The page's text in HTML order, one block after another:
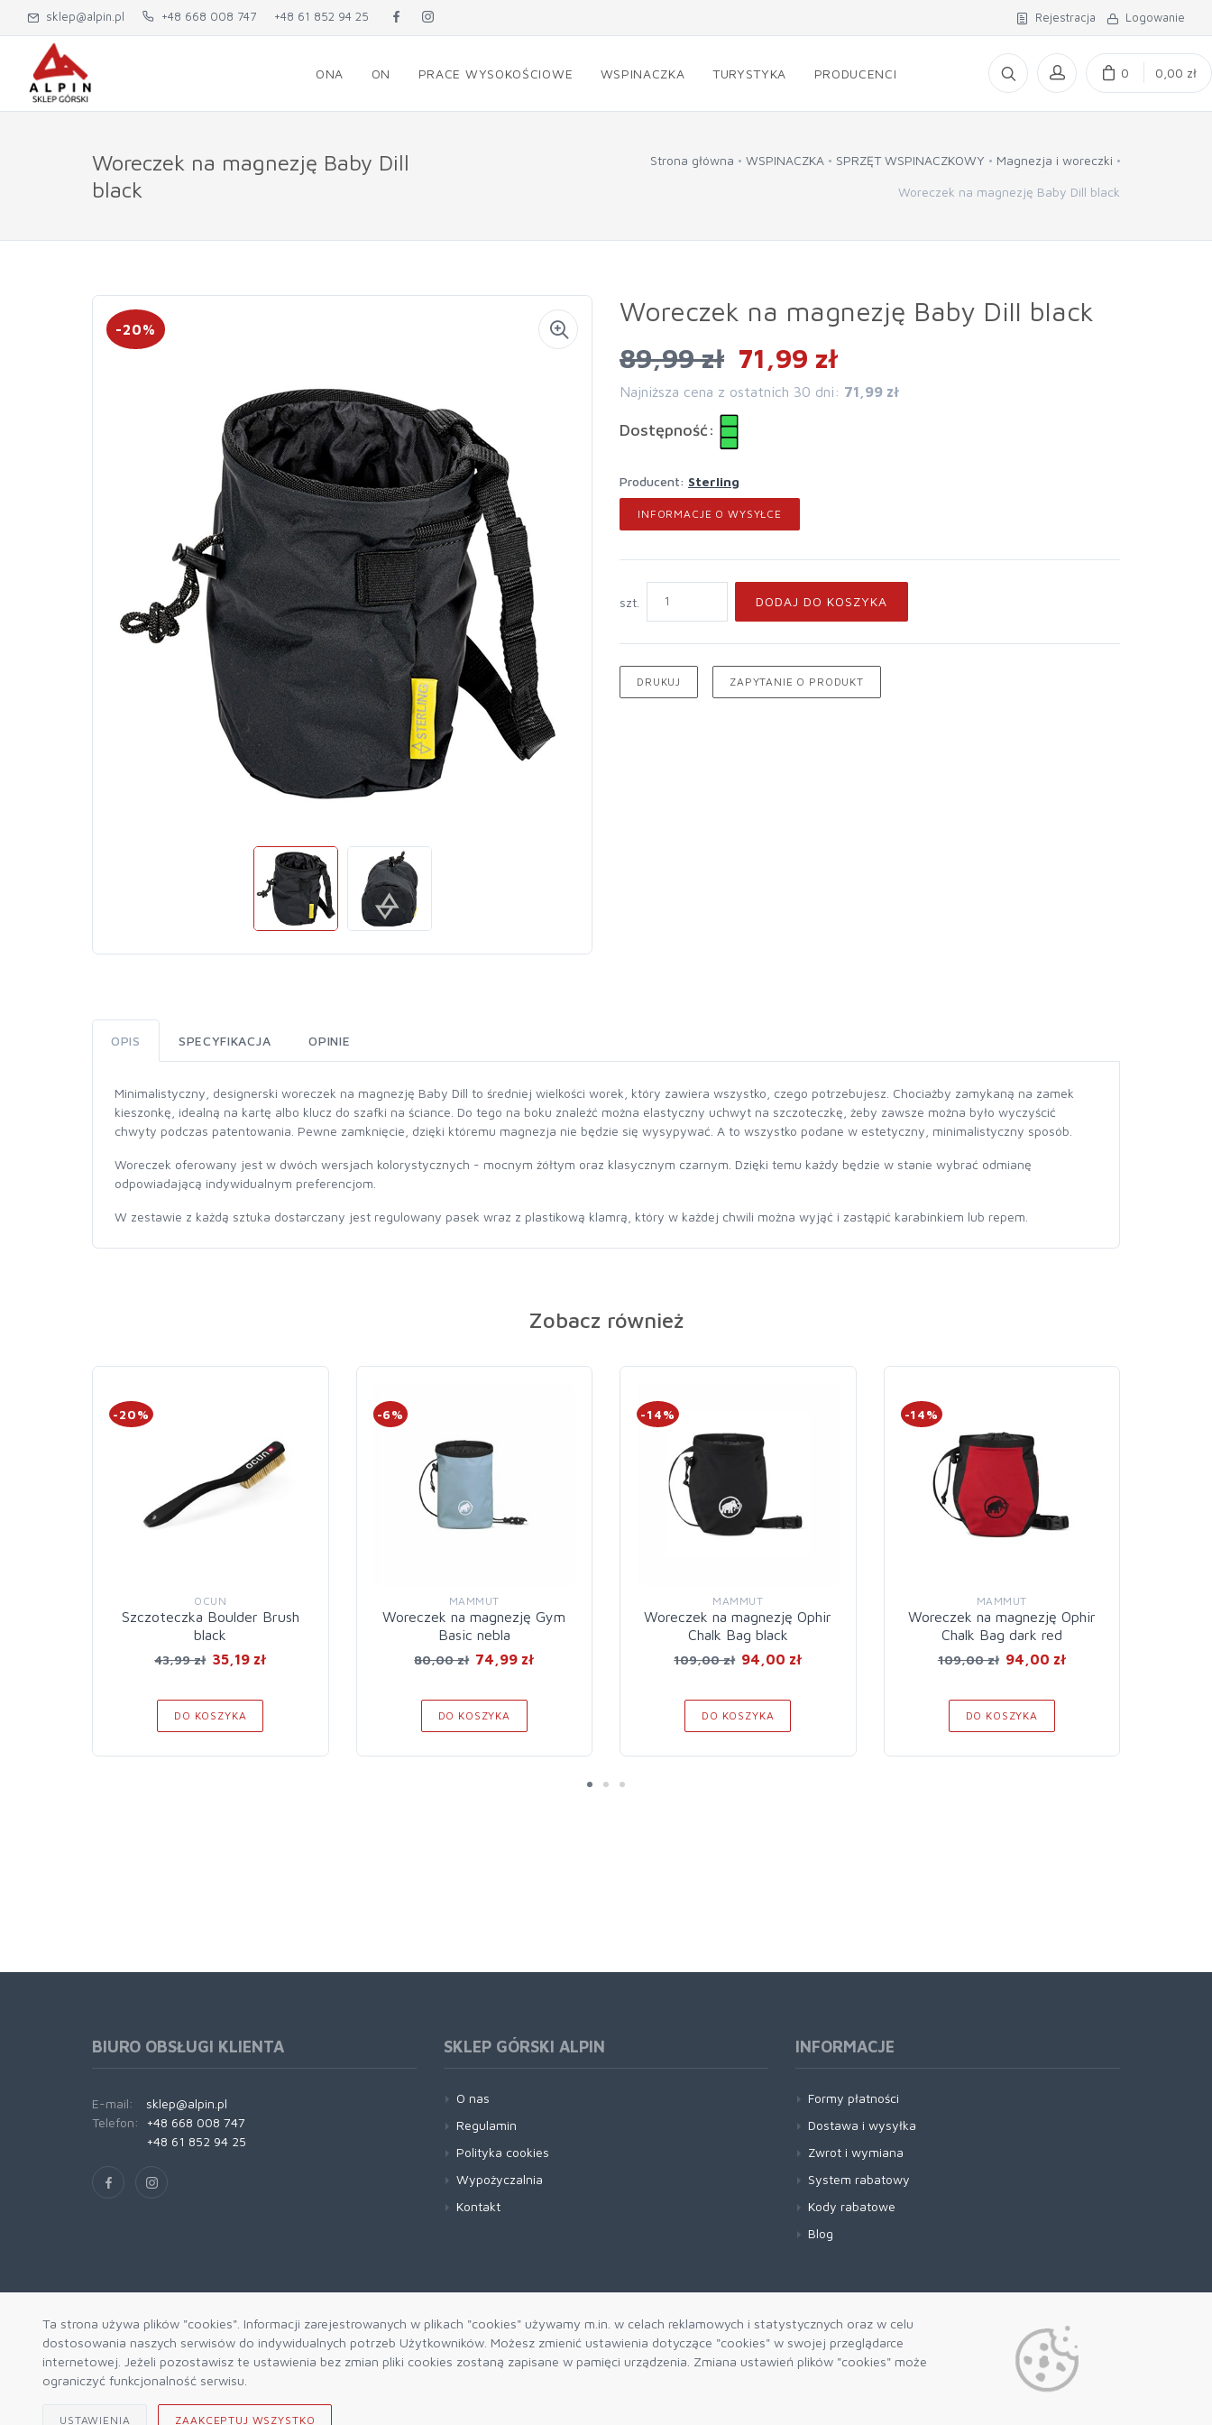
Ta strona używa plików "cookies". Informacji zarejestrowanych w plikach "cookies" używamy m.in. w celach reklamowych i statystycznych oraz w celu
dostosowania naszych serwisów do indywidualnych potrzeb Użytkowników. Możesz zmienić ustawienia dotyczące "cookies" w swojej przeglądarce
internetowej. Jeżeli pozostawisz te ustawienia bez zmian pliki cookies zostaną zapisane w pamięci urządzenia. Zmiana ustawień plików "cookies" może
ograniczyć funkcjonalność serwisu.
USTAWIENIA ZAAKCEPTUJ WSZYSTKO
sklep@alpin.pl +48 668 008 747 +48 61 852 94 25 Rejestracja Logowanie
ONA ON PRACE WYSOKOŚCIOWE WSPINACZKA TURYSTYKA PRODUCENCI 0 0,00 zł
Woreczek na magnezję Baby Dill
black
Strona główna WSPINACZKA SPRZĘT WSPINACZKOWY Magnezja i woreczki
Woreczek na magnezję Baby Dill black
-20%
Woreczek na magnezję Baby Dill black
89,99 zł 71,99 zł
Najniższa cena z ostatnich 30 dni: 71,99 zł
Dostępność:
Producent: Sterling
INFORMACJE O WYSYŁCE
szt. DODAJ DO KOSZYKA
DRUKUJ ZAPYTANIE O PRODUKT
OPIS SPECYFIKACJA OPINIE
Minimalistyczny, designerski woreczek na magnezję Baby Dill to średniej wielkości worek, który zawiera wszystko, czego potrzebujesz. Chociażby zamykaną na zamek
kieszonkę, idealną na kartę albo klucz do szafki na ściance. Do tego na boku znaleźć można elastyczny uchwyt na szczoteczkę, żeby zawsze można było wyczyścić
chwyty podczas patentowania. Pewne zamknięcie, dzięki któremu magnezja nie będzie się wysypywać. A to wszystko podane w estetyczny, minimalistyczny sposób.
Woreczek oferowany jest w dwóch wersjach kolorystycznych - mocnym żółtym oraz klasycznym czarnym. Dzięki temu każdy będzie w stanie wybrać odmianę
odpowiadającą indywidualnym preferencjom.
W zestawie z każdą sztuka dostarczany jest regulowany pasek wraz z plastikową klamrą, który w każdej chwili można wyjąć i zastąpić karabinkiem lub repem.
Zobacz również
-20%
OCUN
Szczoteczka Boulder Brush
black
43,99 zł 35,19 zł
DO KOSZYKA
-6%
MAMMUT
Woreczek na magnezję Gym
Basic nebla
80,00 zł 74,99 zł
DO KOSZYKA
-14%
MAMMUT
Woreczek na magnezję Ophir
Chalk Bag black
109,00 zł 94,00 zł
DO KOSZYKA
-14%
MAMMUT
Woreczek na magnezję Ophir
Chalk Bag dark red
109,00 zł 94,00 zł
DO KOSZYKA
BIURO OBSŁUGI KLIENTA
E-mail:
sklep@alpin.pl
Telefon:
+48 668 008 747
+48 61 852 94 25
SKLEP GÓRSKI ALPIN
O nas
Regulamin
Polityka cookies
Wypożyczalnia
Kontakt
INFORMACJE
Formy płatności
Dostawa i wysyłka
Zwrot i wymiana
System rabatowy
Kody rabatowe
Blog